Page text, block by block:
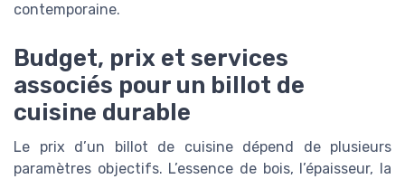
contemporaine.
Budget, prix et services
associés pour un billot de
cuisine durable
Le prix d’un billot de cuisine dépend de plusieurs
paramètres objectifs. L’essence de bois, l’épaisseur, la